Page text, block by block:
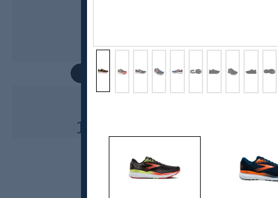
Brooks
1800,-